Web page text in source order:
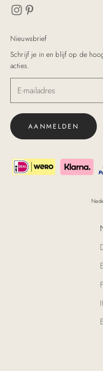
Nieuwsbrief
Schrijf je in en blijf op de
acties.
AANMELDEN